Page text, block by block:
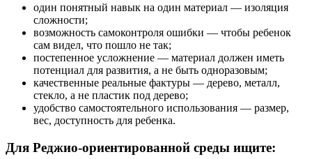
один понятный навык на один материал — изоляция
сложности;
возможность самоконтроля ошибки — чтобы ребенок
сам видел, что пошло не так;
постепенное усложнение — материал должен иметь
потенциал для развития, а не быть одноразовым;
качественные реальные фактуры — дерево, металл,
стекло, а не пластик под дерево;
удобство самостоятельного использования — размер,
вес, доступность для ребенка.
Для Реджио-ориентированной среды ищите: